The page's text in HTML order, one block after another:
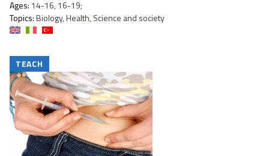
Ages: 14-16, 16-19;
Topics:Biology, Health, Science and society
TEACH